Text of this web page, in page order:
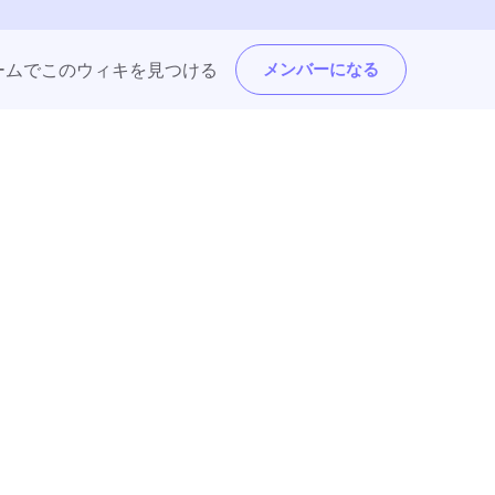
でこのウィキを見つける メンバーになる